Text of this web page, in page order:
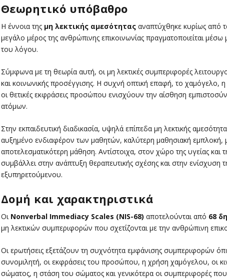
Θεωρητικό υπόβαθρο
Η έννοια της μη λεκτικής αμεσότηταςαναπτύχθηκε κυρίως από
μεγάλο μέρος της ανθρώπινης επικοινωνίας πραγματοποιείται
του λόγου.
Σύμφωνα με τη θεωρία αυτή, οι μη λεκτικές συμπεριφορές
και κοινωνικής προσέγγισης. Η συχνή οπτική επαφή, το χαμόγελο,
οι θετικές εκφράσεις προσώπου ενισχύουν την αίσθηση
ατόμων.
Στην εκπαιδευτική διαδικασία, υψηλά επίπεδα μη λεκτικής
αυξημένο ενδιαφέρον των μαθητών, καλύτερη μαθησιακή εμπλοκή,
αποτελεσματικότερη μάθηση. Αντίστοιχα, στον χώρο της υγείας και
συμβάλλει στην ανάπτυξη θεραπευτικής σχέσης και στην ενίσχυση
εξυπηρετούμενου.
Δομή και χαρακτηριστικά
Οι Nonverbal Immediacy Scales (NIS-68) αποτελούνται από 68
μη λεκτικών συμπεριφορών που σχετίζονται με την ανθρώπινη
Οι ερωτήσεις εξετάζουν τη συχνότητα εμφάνισης συμπεριφορών
συνομιλητή, οι εκφράσεις του προσώπου, η χρήση χαμόγελου, οι
σώματος, η στάση του σώματος και γενικότερα οι συμπεριφορές